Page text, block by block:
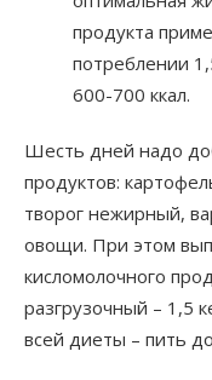
продукта
потреблении
600-700 ккал.
Шесть дней надо
продуктов:
творог нежирный,
овощи. При этом
кисломолочного
разгрузочный – 1,5
всей диеты – пить